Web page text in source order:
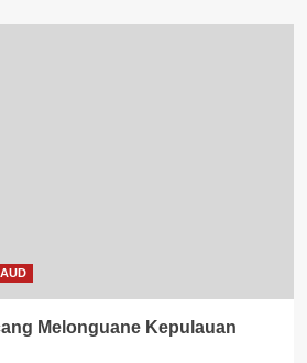
Melonguane Kepulauan